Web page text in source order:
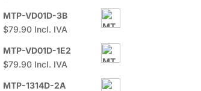
MTP-VD01D-3B
$79.90 Incl. IVA
MTP-VD01D-1E2
$79.90 Incl. IVA
MTP-1314D-2A